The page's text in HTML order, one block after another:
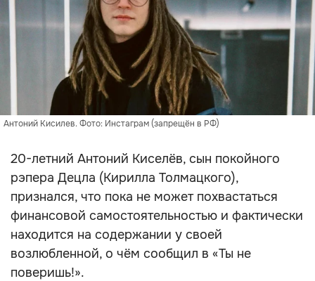
Антоний Кисилев. Фото: Инстаграм (запрещён в РФ)
20-летний Антоний Киселёв, сын покойного
рэпера Децла (Кирилла Толмацкого),
признался, что пока не может похвастаться
финансовой самостоятельностью и фактически
находится на содержании у своей
возлюбленной, о чём сообщил в «Ты не
поверишь!».